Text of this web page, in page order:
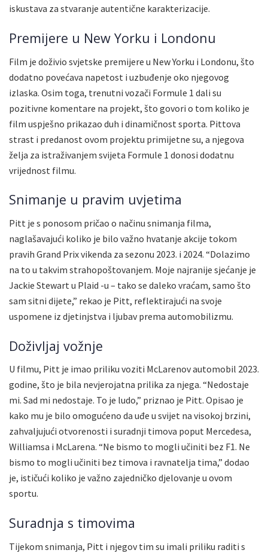
iskustava za stvaranje autentične karakterizacije.
Premijere u New Yorku i Londonu
Film je doživio svjetske premijere u New Yorku i Londonu, što
dodatno povećava napetost i uzbuđenje oko njegovog
izlaska. Osim toga, trenutni vozači Formule 1 dali su
pozitivne komentare na projekt, što govori o tom koliko je
film uspješno prikazao duh i dinamičnost sporta. Pittova
strast i predanost ovom projektu primijetne su, a njegova
želja za istraživanjem svijeta Formule 1 donosi dodatnu
vrijednost filmu.
Snimanje u pravim uvjetima
Pitt je s ponosom pričao o načinu snimanja filma,
naglašavajući koliko je bilo važno hvatanje akcije tokom
pravih Grand Prix vikenda za sezonu 2023. i 2024. “Dolazimo
na to u takvim strahopoštovanjem. Moje najranije sjećanje je
Jackie Stewart u Plaid -u – tako se daleko vraćam, samo što
sam sitni dijete,” rekao je Pitt, reflektirajući na svoje
uspomene iz djetinjstva i ljubav prema automobilizmu.
Doživljaj vožnje
U filmu, Pitt je imao priliku voziti McLarenov automobil 2023.
godine, što je bila nevjerojatna prilika za njega. “Nedostaje
mi. Sad mi nedostaje. To je ludo,” priznao je Pitt. Opisao je
kako mu je bilo omogućeno da uđe u svijet na visokoj brzini,
zahvaljujući otvorenosti i suradnji timova poput Mercedesa,
Williamsa i McLarena. “Ne bismo to mogli učiniti bez F1. Ne
bismo to mogli učiniti bez timova i ravnatelja tima,” dodao
je, ističući koliko je važno zajedničko djelovanje u ovom
sportu.
Suradnja s timovima
Tijekom snimanja, Pitt i njegov tim su imali priliku raditi s